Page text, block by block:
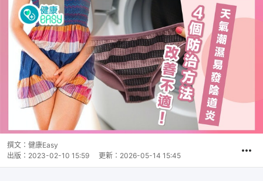
撰文： 健康Easy
出版： 2023-02-10 15:59 更新： 2026-05-14 15:45